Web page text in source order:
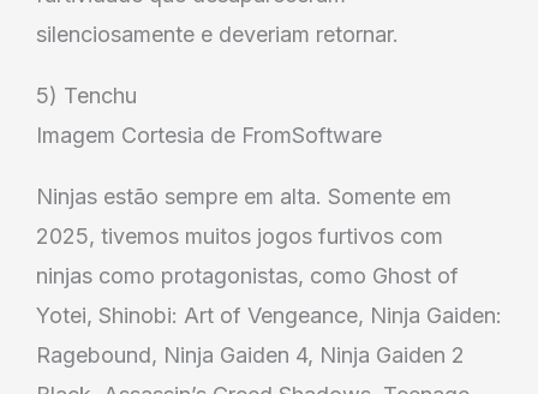
silenciosamente e deveriam retornar.
5) Tenchu
Imagem Cortesia de FromSoftware
Ninjas estão sempre em alta. Somente em
2025, tivemos muitos jogos furtivos com
ninjas como protagonistas, como Ghost of
Yotei, Shinobi: Art of Vengeance, Ninja Gaiden:
Ragebound, Ninja Gaiden 4, Ninja Gaiden 2